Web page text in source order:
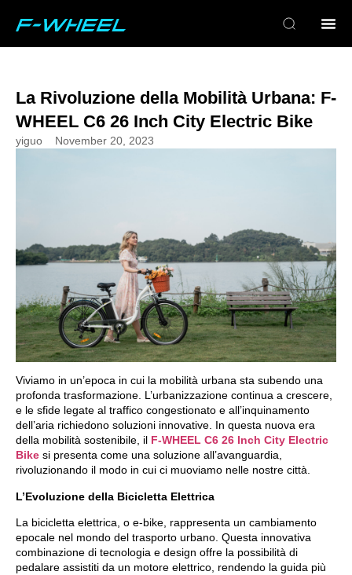
La Rivoluzione della Mobilità Urbana: F-
WHEEL C6 26 Inch City Electric Bike
yiguo November 20, 2023
Viviamo in un’epoca in cui la mobilità urbana sta subendo una
profonda trasformazione. L’urbanizzazione continua a crescere,
e le sfide legate al traffico congestionato e all’inquinamento
dell’aria richiedono soluzioni innovative. In questa nuova era
della mobilità sostenibile, il F-WHEEL C6 26 Inch City Electric
Bike si presenta come una soluzione all’avanguardia,
rivoluzionando il modo in cui ci muoviamo nelle nostre città.
L’Evoluzione della Bicicletta Elettrica
La bicicletta elettrica, o e-bike, rappresenta un cambiamento
epocale nel mondo del trasporto urbano. Questa innovativa
combinazione di tecnologia e design offre la possibilità di
pedalare assistiti da un motore elettrico, rendendo la guida più